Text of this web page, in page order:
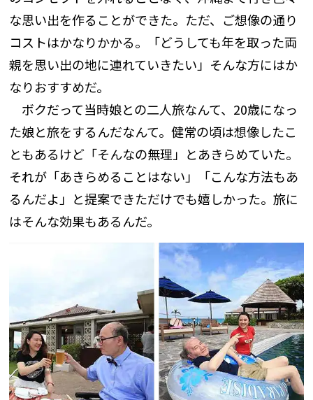
な思い出を作ることができた。ただ、ご想像の通り
コストはかなりかかる。「どうしても年を取った両
親を思い出の地に連れていきたい」そんな方にはか
なりおすすめだ。
ボクだって当時娘との二人旅なんて、20歳になっ
た娘と旅をするんだなんて。健常の頃は想像したこ
ともあるけど「そんなの無理」とあきらめていた。
それが「あきらめることはない」「こんな方法もあ
るんだよ」と提案できただけでも嬉しかった。旅に
はそんな効果もあるんだ。